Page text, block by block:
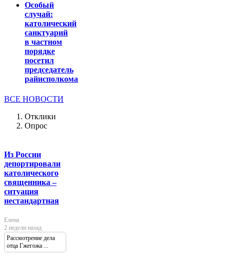
Особый
случай:
католический
санктуарий
в частном
порядке
посетил
председатель
райисполкома
ВСЕ НОВОСТИ
Отклики
Опрос
Из России
депортировали
католического
священника –
ситуация
нестандартная
Елена
2 недели назад
Рассмотрение дела
отца Гжегожа ...